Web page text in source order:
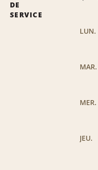
DE
SERVICE
LUN.
MAR.
MER.
JEU.